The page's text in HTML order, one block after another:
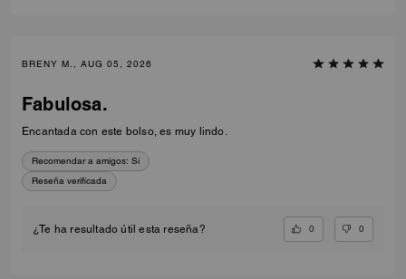
BRENY M., AUG 05, 2026
Fabulosa.
Encantada con este bolso, es muy lindo.
Recomendar a amigos: Sí
Reseña verificada
¿Te ha resultado útil esta reseña? 0 0